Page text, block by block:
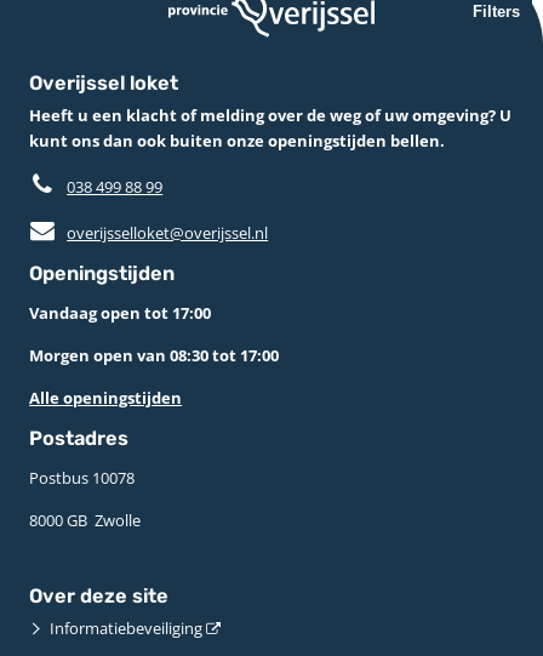
Filters
Overijssel loket
Heeft u een klacht of melding over de weg of uw omgeving? U
kunt ons dan ook buiten onze openingstijden bellen.
038 499 88 99
overijsselloket@overijssel.nl
Openingstijden
Vandaag open tot 17:00
Morgen open van 08:30 tot 17:00
Alle openingstijden
Postadres
Postbus 10078 ­
8000 GB ­ Zwolle
Over deze site
Informatiebeveiliging